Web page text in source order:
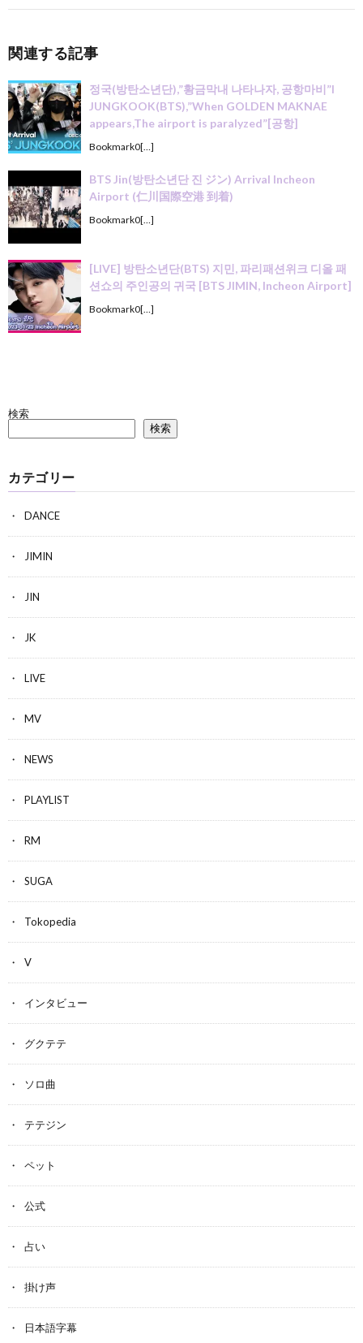
関連する記事
정국(방탄소년단),”황금막내 나타나자, 공항마비”l
JUNGKOOK(BTS),”When GOLDEN MAKNAE
appears,The airport is paralyzed”[공항]
Bookmark0[…]
BTS Jin(방탄소년단 진 ジン) Arrival Incheon
Airport (仁川国際空港 到着)
Bookmark0[…]
[LIVE] 방탄소년단(BTS) 지민, 파리패션위크 디올 패
션쇼의 주인공의 귀국 [BTS JIMIN, Incheon Airport]
Bookmark0[…]
検索
検索
カテゴリー
DANCE
JIMIN
JIN
JK
LIVE
MV
NEWS
PLAYLIST
RM
SUGA
Tokopedia
V
インタビュー
グクテテ
ソロ曲
テテジン
ペット
公式
占い
掛け声
日本語字幕